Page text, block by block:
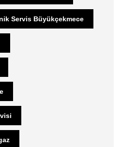
Servis Büyükçekmece